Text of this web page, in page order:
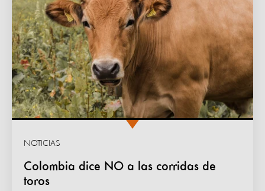
Colombia dice NO a las corridas de
toros
NOTICIAS